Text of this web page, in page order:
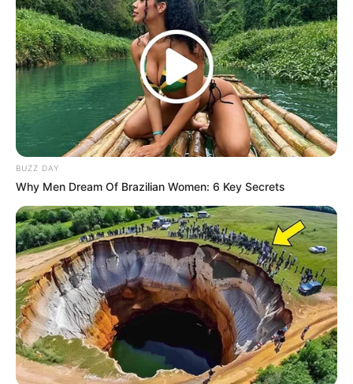
3. Tampak serasi dengan sang suami, Marsha tampak
menggunakan busana khas India
BUZZ DAY
Why Men Dream Of Brazilian Women: 6 Key Secrets